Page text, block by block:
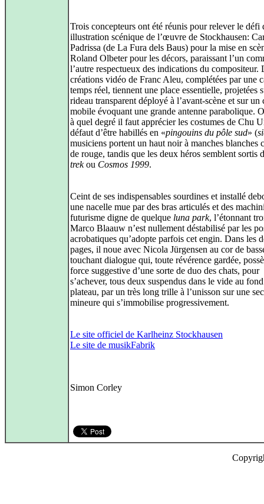
Trois concepteurs ont été réunis pour relever le défi
illustration scénique de l’œuvre de Stockhausen:
Padrissa (de La Fura dels Baus) pour la mise en
Roland Olbeter pour les décors, paraissant l’un
l’autre respectueux des indications du compositeur.
créations vidéo de Franc Aleu, complétées par une
temps réel, tiennent une place essentielle, projetées
rideau transparent déployé à l’avant-scène et sur un
mobile évoquant une grande antenne parabolique.
à quel degré il faut apprécier les costumes de Chu
défaut d’être habillés en «pingouins du pôle sud» (
musiciens portent un haut noir à manches blanches
de rouge, tandis que les deux héros semblent sortis
trekou Cosmos 1999.
Ceint de ses indispensables sourdines et installé
une nacelle mue par des bras articulés et des
futurisme digne de quelque luna park, l’étonnant
Marco Blaauw n’est nullement déstabilisé par les
acrobatiques qu’adopte parfois cet engin. Dans les
pages, il noue avec Nicola Jürgensen au cor de
touchant dialogue qui, toute révérence gardée,
force suggestive d’une sorte de duo des chats, pour
s’achever, tous deux suspendus dans le vide au
plateau, par un très long trille à l’unisson sur une
mineure qui s’immobilise progressivement.
Le site officiel de Karlheinz Stockhausen
Le site de musikFabrik
Simon Corley